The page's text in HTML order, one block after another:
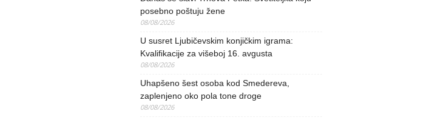
posebno poštuju žene
08/08/2026
U susret Ljubičevskim konjičkim igrama:
Kvalifikacije za višeboj 16. avgusta
08/08/2026
Uhapšeno šest osoba kod Smedereva,
zaplenjeno oko pola tone droge
08/08/2026